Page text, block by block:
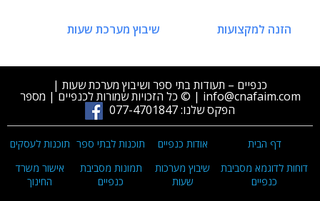
ניווט שיבוץ מערכת שעות הזנה למקצועות
כנפיים – תעודות בתי ספר ושיבוץ מערכת שעות |
info@cnafaim.com | © כל הזכויות שמורות לכנפיים | מספר
הפקס שלנו: 077-4701847
דף הבית אודות כנפיים תוכנות לבתי ספר תוכנות לעסקים
דוחות לדוגמא מסביבת
כנפיים
שיבוץ מערכות
שעות
תמונות מסביבת
כנפיים
אישור משרד
החינוך